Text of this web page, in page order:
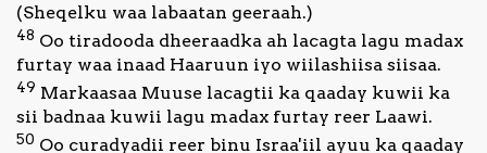
(Sheqelku waa labaatan geeraah.)
48 Oo tiradooda dheeraadka ah lacagta lagu madax
furtay waa inaad Haaruun iyo wiilashiisa siisaa.
49 Markaasaa Muuse lacagtii ka qaaday kuwii ka
sii badnaa kuwii lagu madax furtay reer Laawi.
50 Oo curadyadii reer binu Israa'iil ayuu ka qaaday